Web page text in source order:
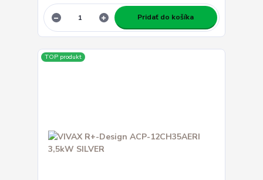
Pridať do košíka
TOP produkt